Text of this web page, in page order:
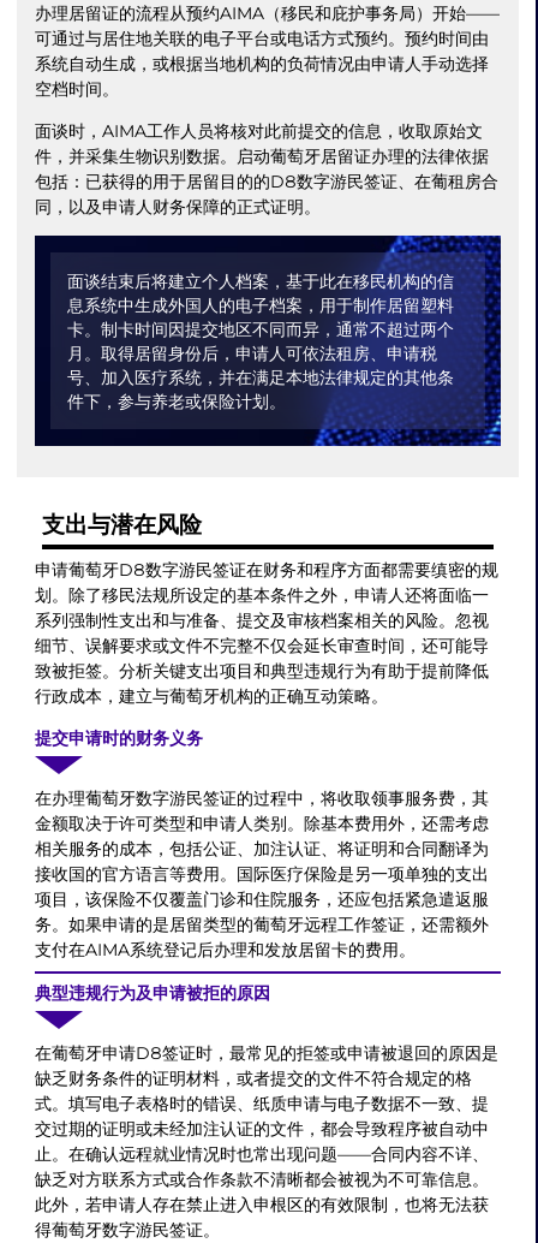
办理居留证的流程从预约AIMA（移民和庇护事务局）开始——
可通过与居住地关联的电子平台或电话方式预约。预约时间由
系统自动生成，或根据当地机构的负荷情况由申请人手动选择
空档时间。
面谈时，AIMA工作人员将核对此前提交的信息，收取原始文
件，并采集生物识别数据。启动葡萄牙居留证办理的法律依据
包括：已获得的用于居留目的的D8数字游民签证、在葡租房合
同，以及申请人财务保障的正式证明。
面谈结束后将建立个人档案，基于此在移民机构的信
息系统中生成外国人的电子档案，用于制作居留塑料
卡。制卡时间因提交地区不同而异，通常不超过两个
月。取得居留身份后，申请人可依法租房、申请税
号、加入医疗系统，并在满足本地法律规定的其他条
件下，参与养老或保险计划。
支出与潜在风险
申请葡萄牙D8数字游民签证在财务和程序方面都需要缜密的规
划。除了移民法规所设定的基本条件之外，申请人还将面临一
系列强制性支出和与准备、提交及审核档案相关的风险。忽视
细节、误解要求或文件不完整不仅会延长审查时间，还可能导
致被拒签。分析关键支出项目和典型违规行为有助于提前降低
行政成本，建立与葡萄牙机构的正确互动策略。
提交申请时的财务义务
在办理葡萄牙数字游民签证的过程中，将收取领事服务费，其
金额取决于许可类型和申请人类别。除基本费用外，还需考虑
相关服务的成本，包括公证、加注认证、将证明和合同翻译为
接收国的官方语言等费用。国际医疗保险是另一项单独的支出
项目，该保险不仅覆盖门诊和住院服务，还应包括紧急遣返服
务。如果申请的是居留类型的葡萄牙远程工作签证，还需额外
支付在AIMA系统登记后办理和发放居留卡的费用。
典型违规行为及申请被拒的原因
在葡萄牙申请D8签证时，最常见的拒签或申请被退回的原因是
缺乏财务条件的证明材料，或者提交的文件不符合规定的格
式。填写电子表格时的错误、纸质申请与电子数据不一致、提
交过期的证明或未经加注认证的文件，都会导致程序被自动中
止。在确认远程就业情况时也常出现问题——合同内容不详、
缺乏对方联系方式或合作条款不清晰都会被视为不可靠信息。
此外，若申请人存在禁止进入申根区的有效限制，也将无法获
得葡萄牙数字游民签证。